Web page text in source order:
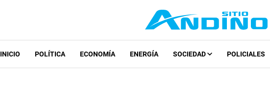
INICIO POLÍTICA ECONOMÍA ENERGÍA SOCIEDAD POLICIALES